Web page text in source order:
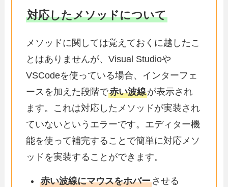
対応したメソッドについて
メソッドに関しては覚えておくに越したこ
とはありませんが、Visual Studioや
VSCodeを使っている場合、インターフェ
ースを加えた段階で赤い波線が表示され
ます。これは対応したメソッドが実装され
ていないというエラーです。エディター機
能を使って補完することで簡単に対応メソ
ッドを実装することができます。
赤い波線にマウスをホバーさせる